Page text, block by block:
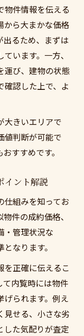
物件情報を伝える
から大まかな価格
出るため、まずは
います。一方、
運び、建物の状態
認した上で、よ
大きいエリアで
値判断が可能で
すすめです。
イント解説
仕組みを知ってお
件の成約価格、
・管理状況な
なります。
を正確に伝えるこ
て内覧時には物件
げられます。例え
見せる、小さな劣
した気配りが査定